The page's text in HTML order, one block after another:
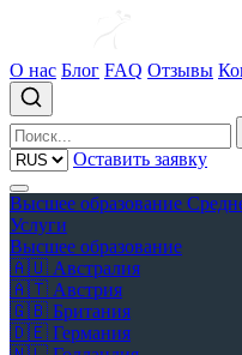
О нас Блог FAQ Отзывы
Оставить заявку
Высшее образование
Услуги
Высшее образование
🇦🇺 Австралия
🇦🇹 Австрия
🇬🇧 Британия
🇩🇪 Германия